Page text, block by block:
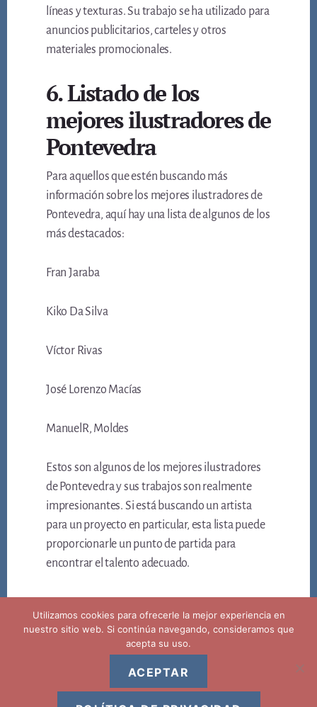
líneas y texturas. Su trabajo se ha utilizado para
anuncios publicitarios, carteles y otros
materiales promocionales.
6. Listado de los
mejores ilustradores de
Pontevedra
Para aquellos que estén buscando más
información sobre los mejores ilustradores de
Pontevedra, aquí hay una lista de algunos de los
más destacados:
Fran Jaraba
Kiko Da Silva
Víctor Rivas
José Lorenzo Macías
ManuelR, Moldes
Estos son algunos de los mejores ilustradores
de Pontevedra y sus trabajos son realmente
impresionantes. Si está buscando un artista
para un proyecto en particular, esta lista puede
proporcionarle un punto de partida para
encontrar el talento adecuado.
Utilizamos cookies para ofrecerle la mejor experiencia en
nuestro sitio web. Si continúa navegando, consideramos que
acepta su uso.
ACEPTAR